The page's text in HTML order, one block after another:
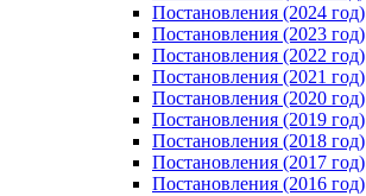
Постановления (2024 год)
Постановления (2023 год)
Постановления (2022 год)
Постановления (2021 год)
Постановления (2020 год)
Постановления (2019 год)
Постановления (2018 год)
Постановления (2017 год)
Постановления (2016 год)